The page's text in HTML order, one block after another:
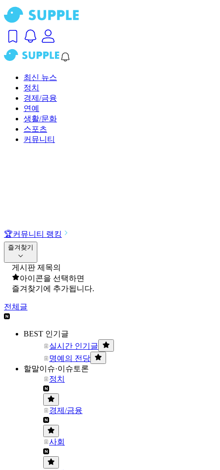
최신 뉴스
정치
경제/금융
연예
생활/문화
스포츠
커뮤니티
🏆커뮤니티 랭킹
즐겨찾기
게시판 제목의
아이콘을 선택하면
즐겨찾기에 추가됩니다.
전체글
BEST 인기글
실시간 인기글
명예의 전당
할말이슈·이슈토론
정치
경제/금융
사회